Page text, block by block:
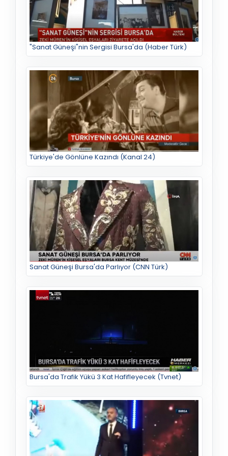
"Sanat Güneşi"nin Sergisi Bursa'da (Haber Türk)
Türkiye'de Gönlüne Kazındı (Kanal 24)
Sanat Güneşi Bursa'da Parlıyor (CNN Türk)
Bursa'da Trafik Yükü 3 Kat Hafifleyecek (Tvnet)